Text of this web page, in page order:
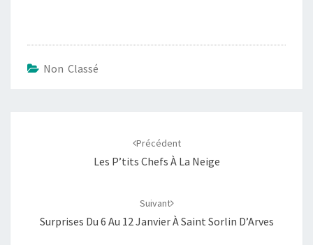
Non Classé
Précédent
Les P’tits Chefs À La Neige
Suivant
Surprises Du 6 Au 12 Janvier À Saint Sorlin D’Arves